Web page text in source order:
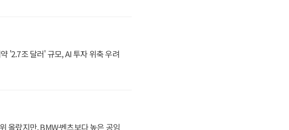
'2.7조 달러' 규모, AI 투자 위축 우려
올랐지만, BMW·벤츠보다 높은 공임